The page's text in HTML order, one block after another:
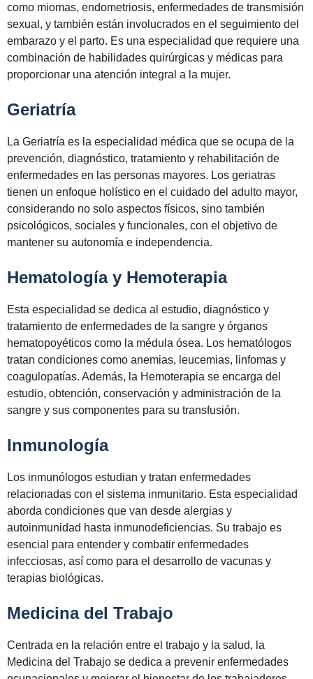
como miomas, endometriosis, enfermedades de transmisión
sexual, y también están involucrados en el seguimiento del
embarazo y el parto. Es una especialidad que requiere una
combinación de habilidades quirúrgicas y médicas para
proporcionar una atención integral a la mujer.
Geriatría
La Geriatría es la especialidad médica que se ocupa de la
prevención, diagnóstico, tratamiento y rehabilitación de
enfermedades en las personas mayores. Los geriatras
tienen un enfoque holístico en el cuidado del adulto mayor,
considerando no solo aspectos físicos, sino también
psicológicos, sociales y funcionales, con el objetivo de
mantener su autonomía e independencia.
Hematología y Hemoterapia
Esta especialidad se dedica al estudio, diagnóstico y
tratamiento de enfermedades de la sangre y órganos
hematopoyéticos como la médula ósea. Los hematólogos
tratan condiciones como anemias, leucemias, linfomas y
coagulopatías. Además, la Hemoterapia se encarga del
estudio, obtención, conservación y administración de la
sangre y sus componentes para su transfusión.
Inmunología
Los inmunólogos estudian y tratan enfermedades
relacionadas con el sistema inmunitario. Esta especialidad
aborda condiciones que van desde alergias y
autoinmunidad hasta inmunodeficiencias. Su trabajo es
esencial para entender y combatir enfermedades
infecciosas, así como para el desarrollo de vacunas y
terapias biológicas.
Medicina del Trabajo
Centrada en la relación entre el trabajo y la salud, la
Medicina del Trabajo se dedica a prevenir enfermedades